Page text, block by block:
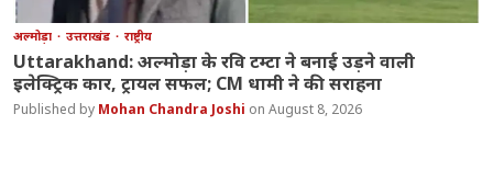
अल्मोड़ा उत्तराखंड राष्ट्रीय
Uttarakhand: अल्मोड़ा के रवि टम्टा ने बनाई उड़ने वाली
इलेक्ट्रिक कार, ट्रायल सफल; CM धामी ने की सराहना
Mohan Chandra Joshi August 8, 2026